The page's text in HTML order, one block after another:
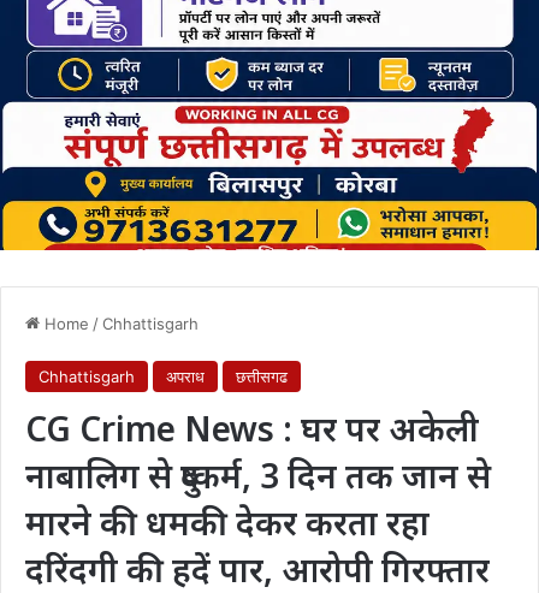
Home /Chhattisgarh
Chhattisgarh अपराध छत्तीसगढ
CG Crime News : घर पर अकेली
नाबालिग से दुष्कर्म, 3 दिन तक जान से
मारने की धमकी देकर करता रहा
दरिंदगी की हदें पार, आरोपी गिरफ्तार